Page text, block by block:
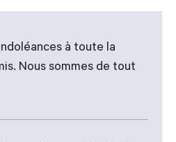
à toute la
Nous sommes de tout